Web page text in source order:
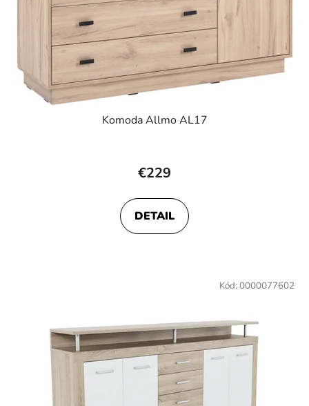
Komoda Allmo AL17
€229
DETAIL
Kód: 0000077602